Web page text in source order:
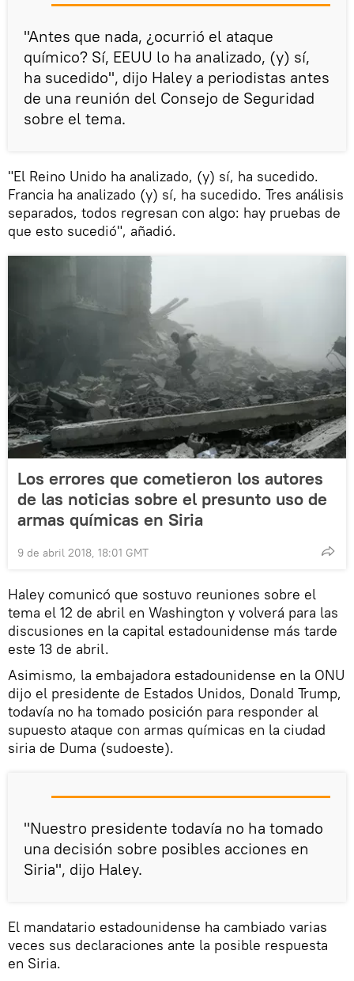
"Antes que nada, ¿ocurrió el ataque
químico? Sí, EEUU lo ha analizado, (y) sí,
ha sucedido", dijo Haley a periodistas antes
de una reunión del Consejo de Seguridad
sobre el tema.
"El Reino Unido ha analizado, (y) sí, ha sucedido.
Francia ha analizado (y) sí, ha sucedido. Tres análisis
separados, todos regresan con algo: hay pruebas de
que esto sucedió", añadió.
Los errores que cometieron los autores
de las noticias sobre el presunto uso de
armas químicas en Siria
9 de abril 2018, 18:01 GMT
Haley comunicó que sostuvo reuniones sobre el
tema el 12 de abril en Washington y volverá para las
discusiones en la capital estadounidense más tarde
este 13 de abril.
Asimismo, la embajadora estadounidense en la ONU
dijo el presidente de Estados Unidos, Donald Trump,
todavía no ha tomado posición para responder al
supuesto ataque con armas químicas en la ciudad
siria de Duma (sudoeste).
"Nuestro presidente todavía no ha tomado
una decisión sobre posibles acciones en
Siria", dijo Haley.
El mandatario estadounidense ha cambiado varias
veces sus declaraciones ante la posible respuesta
en Siria.